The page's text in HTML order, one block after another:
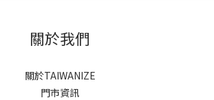
關於我們
關於TAIWANIZE
門市資訊